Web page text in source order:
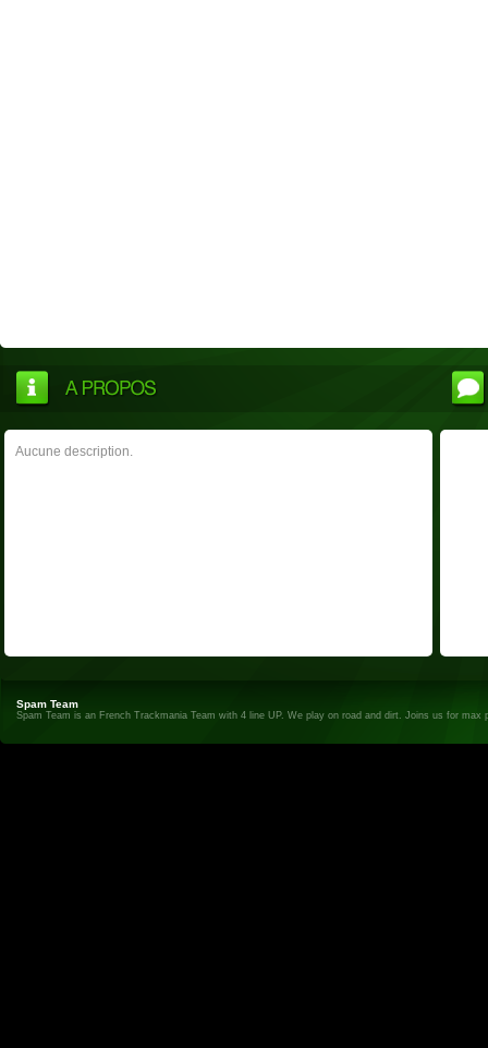
Aucune description.
Spam Team
Spam Team is an French Trackmania Team with 4 line UP. We play on road and dirt. Joins us for max